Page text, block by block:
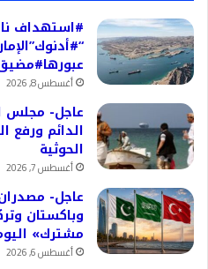
#استهداف
أغسطس 8, 2026
عاجل- مجلس
الدائم ورفع
الحوثية
أغسطس 7, 2026
عاجل-
وباكستان
مشترك»
أغسطس 6, 2026